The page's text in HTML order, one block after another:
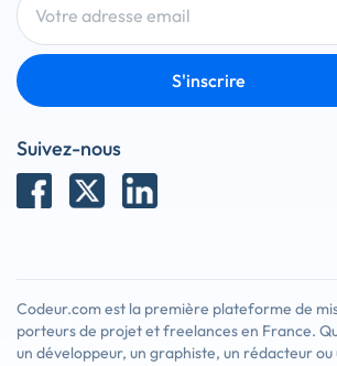
S'inscrire
Suivez-nous
Codeur.com est la première plateforme de
porteurs de projet et freelances en France.
un développeur, un graphiste, un rédacteur ou